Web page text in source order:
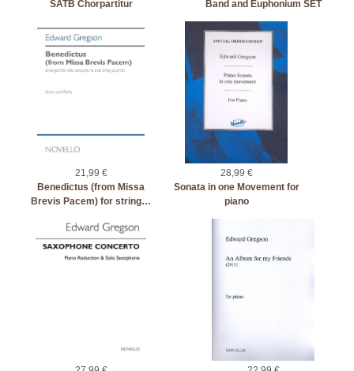
SATB Chorpartitur
Band and Euphonium SET
21,99 €
Benedictus (from Missa
Brevis Pacem) for string…
28,99 €
Sonata in one Movement for
piano